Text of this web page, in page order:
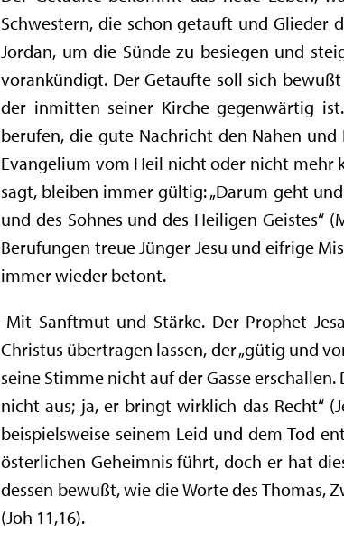
Schwestern, die schon getauft und Glieder
Jordan, um die Sünde zu besiegen und
vorankündigt. Der Getaufte soll sich
der inmitten seiner Kirche gegenwärtig
berufen, die gute Nachricht den Nahen
Evangelium vom Heil nicht oder nicht mehr
sagt, bleiben immer gültig: „Darum geht
und des Sohnes und des Heiligen Geistes“
Berufungen treue Jünger Jesu und eifrige
immer wieder betont.
-Mit Sanftmut und Stärke. Der Prophet
Christus übertragen lassen, der „gütig und
seine Stimme nicht auf der Gasse
nicht aus; ja, er bringt wirklich das Recht“
beispielsweise seinem Leid und dem Tod
österlichen Geheimnis führt, doch er hat
dessen bewußt, wie die Worte des Thomas,
(Joh 11,16).